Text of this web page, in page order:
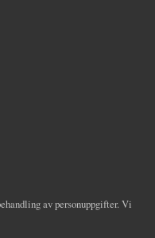
av personuppgifter. Vi